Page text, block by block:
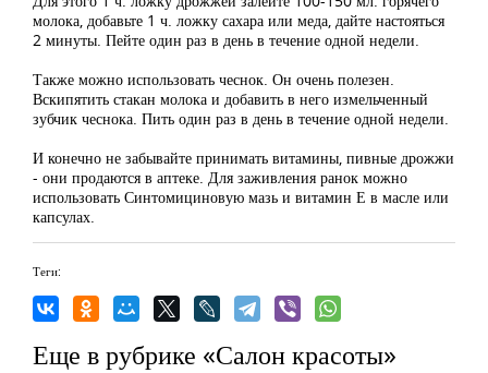
молока, добавьте 1 ч. ложку сахара или меда, дайте настояться
2 минуты. Пейте один раз в день в течение одной недели.
Также можно использовать чеснок. Он очень полезен.
Вскипятить стакан молока и добавить в него измельченный
зубчик чеснока. Пить один раз в день в течение одной недели.
И конечно не забывайте принимать витамины, пивные дрожжи
- они продаются в аптеке. Для заживления ранок можно
использовать Синтомициновую мазь и витамин Е в масле или
капсулах.
Теги:
Еще в рубрике «Салон красоты»